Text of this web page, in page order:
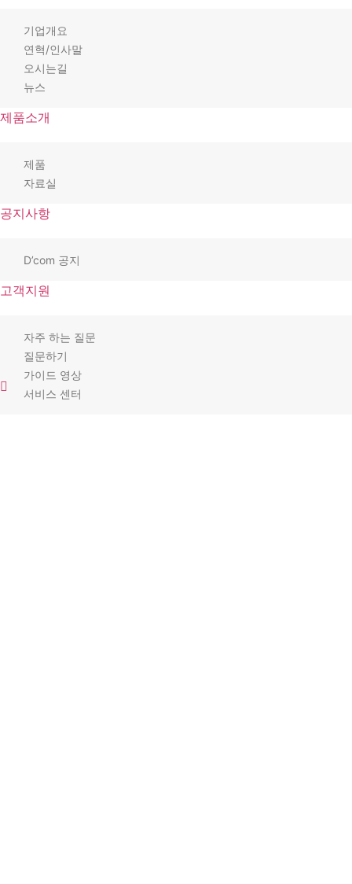
기업개요
연혁/인사말
오시는길
뉴스
제품소개
제품
자료실
공지사항
D’com 공지
고객지원
자주 하는 질문
질문하기
가이드 영상
서비스 센터